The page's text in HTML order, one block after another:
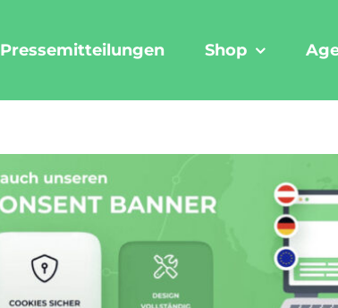
Pressemitteilungen Shop